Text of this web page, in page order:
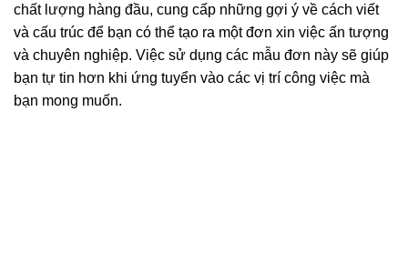
chất lượng hàng đầu, cung cấp những gợi ý về cách viết
và cấu trúc để bạn có thể tạo ra một đơn xin việc ấn tượng
và chuyên nghiệp. Việc sử dụng các mẫu đơn này sẽ giúp
bạn tự tin hơn khi ứng tuyển vào các vị trí công việc mà
bạn mong muốn.